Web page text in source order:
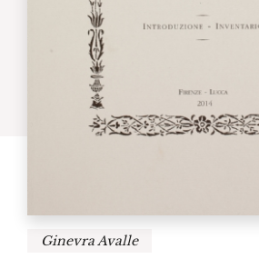
Ginevra Avalle